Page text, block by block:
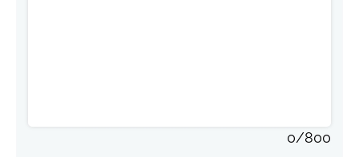
0/800